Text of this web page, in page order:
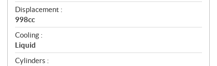
n
s
Displacement :
998cc
Cooling :
Liquid
Cylinders :